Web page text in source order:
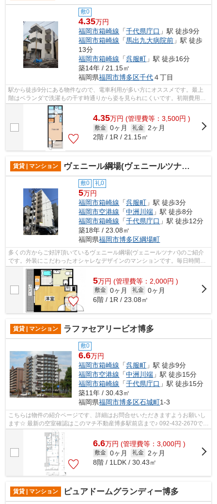
敷0
4.35万円
福岡市箱崎線 「千代県庁口 」駅 徒歩9分
福岡市箱崎線 「馬出九大病院前 」駅 徒歩
13分
福岡市箱崎線 「呉服町 」駅 徒歩16分
築14年 / 21.15㎡
福岡県福岡市博多区千代４丁目
駅から徒歩9分にある物件なので、電車利用が多い方にオススメです。最上
階はベランダで洗濯もの干す時通りから姿を見られにくいです。初期費用カ
ード決済で、ポイントやマイルが貯まり...
4.35万円 (管理費等：3,500円 )
敷金 0ヶ月 礼金
2ヶ月
2階 / 1R / 21.15㎡
賃貸 | マンション ヴェニール綱場(ヴェニールツナバ)
敷0 礼0
5万円
福岡市箱崎線 「呉服町 」駅 徒歩3分
福岡市空港線 「中洲川端 」駅 徒歩8分
福岡市箱崎線 「千代県庁口 」駅 徒歩12分
築18年 / 23.08㎡
福岡県福岡市博多区綱場町
多くの方からご好評頂いているヴェニール綱場(ヴェニールツナバ)のご紹介
です。外装にこだわったオシャレなデザインのマンションです。毎日時間が
ないという方に、敷地内ごみ置き場つ...
5万円 (管理費等：2,000円 )
敷金 0ヶ月 礼金 0ヶ月
6階 / 1R / 23.08㎡
賃貸 | マンション ラファセアリービオ博多
敷0
6.6万円
福岡市箱崎線 「呉服町 」駅 徒歩9分
福岡市空港線 「中洲川端 」駅 徒歩15分
福岡市箱崎線 「千代県庁口 」駅 徒歩15分
築11年 / 30.43㎡
福岡県福岡市博多区石城町1-3
こちらは物件の紹介ページです、詳細はお問合せいただきますようお願いし
ます☆ 最新の空室確認はこのマチ不動産博多駅前店まで♪ 092-432-2670で
す！迅速に対応致します！！！！！♪
6.6万円 (管理費等：3,000円 )
敷金 0ヶ月 礼金
2ヶ月
8階 / 1LDK / 30.43㎡
賃貸 | マンション ピュアドームグランディー博多